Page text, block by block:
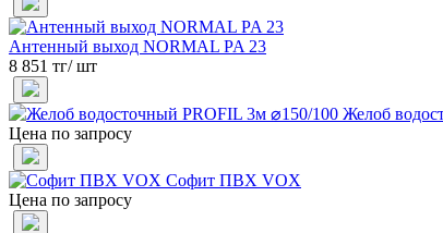
Антенный выход NORMAL PA 23
8 851 тг/ шт
Желоб
Цена по запросу
Софит ПВХ VOX
Цена по запросу